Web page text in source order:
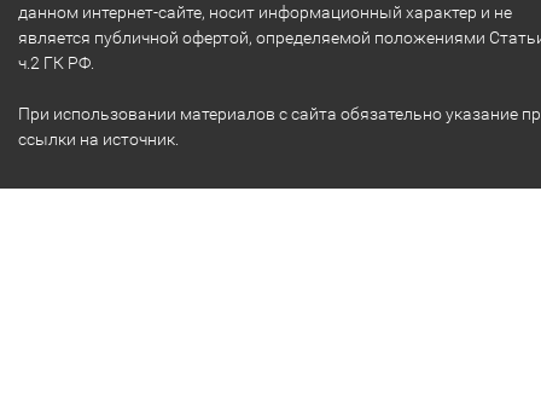
данном интернет-сайте, носит информационный характер и не
является публичной офертой, определяемой положениями
ч.2 ГК РФ.
При использовании материалов с сайта обязательно указание
ссылки на источник.